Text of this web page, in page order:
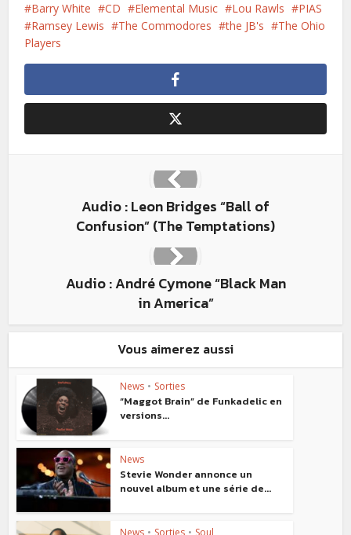
Barry White CD Elemental Music Lou Rawls
PIAS
Ramsey Lewis
The Commodores the JB's
The Ohio
Players
Audio : Leon Bridges “Ball of
Confusion” (The Temptations)
Audio : André Cymone “Black Man
in America”
Vous aimerez aussi
News • Sorties
“Maggot Brain” de Funkadelic en
versions...
News
Stevie Wonder annonce un
nouvel album et une série de...
News • Sorties • Soul